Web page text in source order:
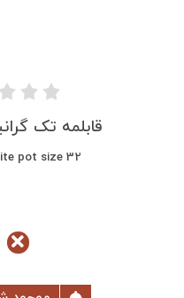
قابلمه تک
pot size 32